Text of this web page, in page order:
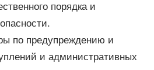
порядка и
по предупреждению и
и административных